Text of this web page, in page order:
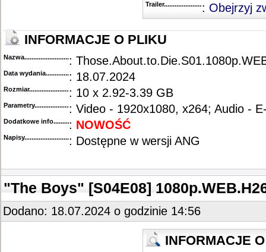
Trailer...........................................
: Obejrzyj
INFORMACJE O PLIKU
Nazwa.............................................
:
Data wydania......................................
: 18.07.2024
Rozmiar...........................................: 10 x 2.92-3.39 GB
Parametry.........................................: Video - 1920x1080, x264; Audio -
Dodatkowe info....................................
: NOWOŚĆ
Napisy............................................: Dostępne w wersji ANG
"The Boys" [S04E08]
Dodano: 18.07.2024 o godzinie 14:56
INFORMACJE